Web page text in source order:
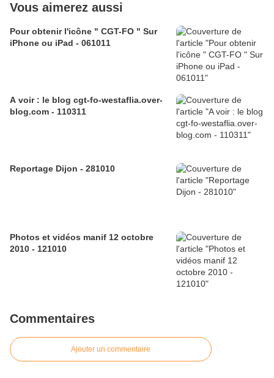
Vous aimerez aussi
Pour obtenir l'icône " CGT-FO " Sur
iPhone ou iPad - 061011
A voir : le blog cgt-fo-westaflia.over-
blog.com - 110311
Reportage Dijon - 281010
Photos et vidéos manif 12 octobre
2010 - 121010
Commentaires
Ajouter un commentaire